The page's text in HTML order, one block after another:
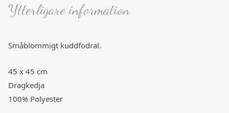
Ytterligare information
Småblommigt kuddfodral.
45 x 45 cm
Dragkedja
100% Polyester